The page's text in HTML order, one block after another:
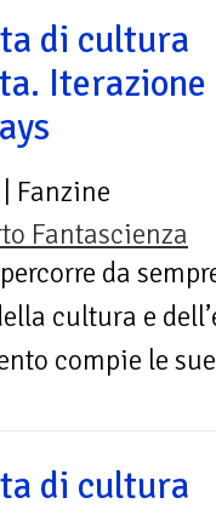
di cultura
Iterazione
| Fanzine
Fantascienza
da
cultura e
compie le
di cultura